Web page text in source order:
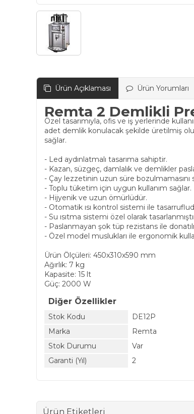
Ürün Açıklaması Ürün Yorumları
Remta 2 Demlikli
Özel tasarımıyla, ofis ve iş yerlerinde
adet demlik konulacak şekilde üretilmiş
sağlar.
- Led aydınlatmalı tasarıma sahiptir.
- Kazan, süzgeç, damlalık ve demlikler
- Çay lezzetinin uzun süre bozulmamasını
- Toplu tüketim için uygun kullanım sağlar.
- Hijyenik ve uzun ömürlüdür.
- Otomatik ısı kontrol sistemi ile
- Su ısıtma sistemi özel olarak
- Paslanmayan şok tüp rezistans ile
- Özel model muslukları ile ergonomik
Ürün Ölçüleri: 450x310x590 mm
Ağırlık: 7 kg
Kapasite: 15 lt
Güç: 2000 W
Diğer Özellikler
Stok Kodu
DE12P
Marka
Remta
Stok Durumu
Var
Garanti (Yıl)
2
Ürün Etiketleri